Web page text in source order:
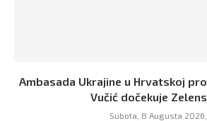
Ambasada Ukrajine u Hrvatskoj
Vučić dočekuje
Subota, 8 Augusta 2026,